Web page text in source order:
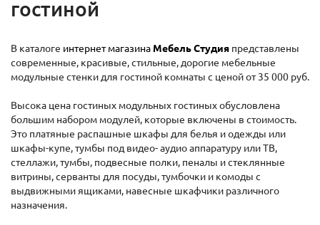
гостиной
В каталоге интернет магазина Мебель Студия представлены
современные, красивые, стильные, дорогие мебельные
модульные стенки для гостиной комнаты с ценой от 35 000 руб.
Высока цена гостиных модульных гостиных обусловлена
большим набором модулей, которые включены в стоимость.
Это платяные распашные шкафы для белья и одежды или
шкафы-купе, тумбы под видео- аудио аппаратуру или ТВ,
стеллажи, тумбы, подвесные полки, пеналы и стеклянные
витрины, серванты для посуды, тумбочки и комоды с
выдвижными ящиками, навесные шкафчики различного
назначения.